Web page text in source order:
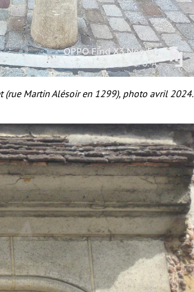
(rue Martin Alésoir en 1299), photo avril 2024.